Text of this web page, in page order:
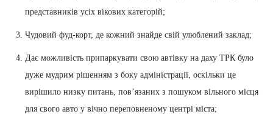
представників усіх вікових категорій;
Чудовий фуд-корт, де кожний знайде свій улюблений заклад;
Дає можливість припаркувати свою автівку на даху ТРК було
дуже мудрим рішенням з боку адміністрації, оскільки це
вирішило низку питань, повʼязаних з пошуком вільного місця
для свого авто у вічно переповненому центрі міста;